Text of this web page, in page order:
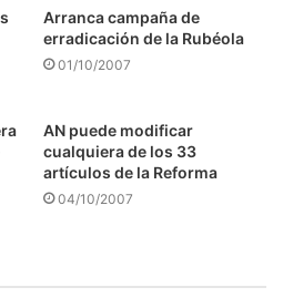
Arranca campaña de
erradicación de la Rubéola
01/10/2007
AN puede modificar
cualquiera de los 33
artículos de la Reforma
04/10/2007